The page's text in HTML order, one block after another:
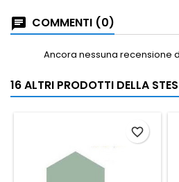
COMMENTI (0)
Ancora nessuna recensione
16 ALTRI PRODOTTI DELLA
favorite_border